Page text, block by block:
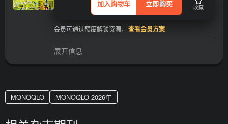
加入购物车 立即购买 收藏
会员可通过额度解锁资源， 查看会员方案
展开信息
MONOQLO MONOQLO 2026年